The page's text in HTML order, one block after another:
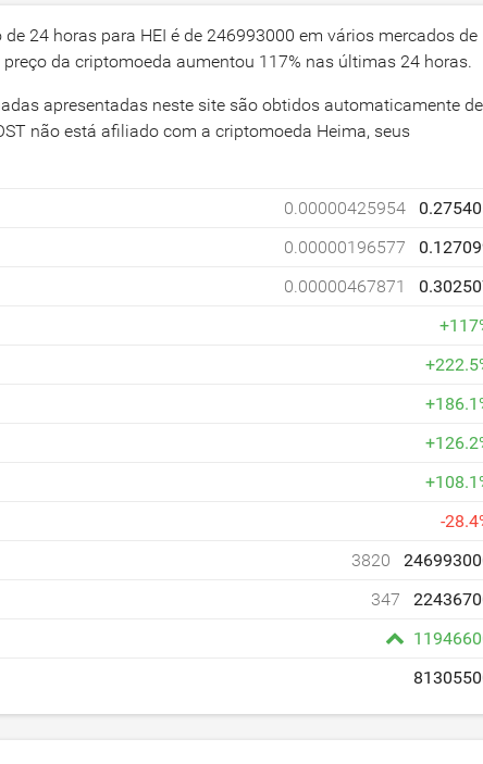
24 horas para HEI é de 246993000 em vários mercados de
preço da criptomoeda aumentou 117% nas últimas 24 horas.
apresentadas neste site são obtidos automaticamente de
não está afiliado com a criptomoeda Heima, seus
0.00000425954
0.00000196577
0.00000467871
+117
+222.5
+186.1
+126.2
+108.1
-28.4
3820
347